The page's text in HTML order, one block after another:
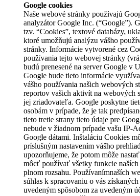
Google cookies
Naše webové stránky používajú
analyzátor Google Inc. (“Google”).
tzv. “Cookies”, textové databázy,
ktoré umožňujú analýzu vášho
stránky. Informácie vytvorené cez
používania tejto webovej stránky
budú prenesené na server Google v
Google bude tieto informácie
vášho používania našich webových
reportov vašich aktivít na webových
jej zriadovateľa. Google poskytne
osobám v prípade, že je tak
tieto tretie strany tieto údaje pre
nebude v žiadnom prípade vašu IP-
Google dátami. Inštaláciu Cookies
príslušným nastavením vášho
upozorňujeme, že potom môže
môcť používať všetky funkcie
plnom rozsahu. Používanímnaších
súhlas k spracovaniu o vás
uvedeným spôsobom za uvedeným